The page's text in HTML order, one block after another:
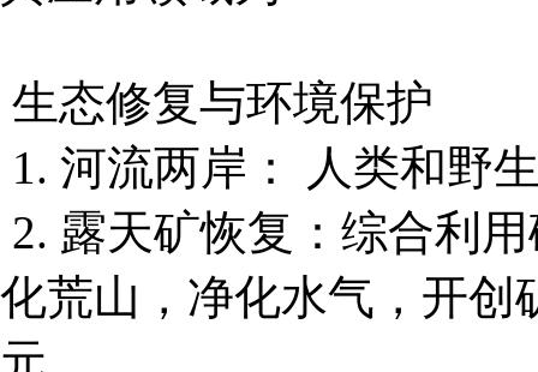
生态修复与环境保护
1. 河流两岸： 人类和野
2. 露天矿恢复：综合利
化荒山，净化水气，开创
元。